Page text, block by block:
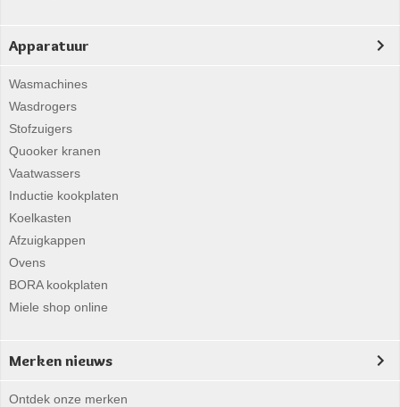
Apparatuur
Wasmachines
Wasdrogers
Stofzuigers
Quooker kranen
Vaatwassers
Inductie kookplaten
Koelkasten
Afzuigkappen
Ovens
BORA kookplaten
Miele shop online
Merken nieuws
Ontdek onze merken